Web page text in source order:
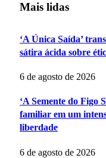
Mais lidas
‘A Única Saída’
sátira ácida sobre
6 de agosto de 2026
‘A Semente do Figo
familiar em um
liberdade
6 de agosto de 2026